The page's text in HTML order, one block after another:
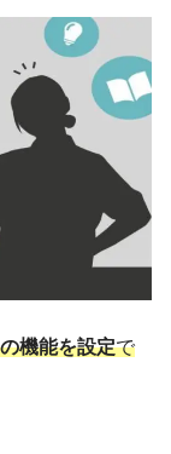
機能を設定で